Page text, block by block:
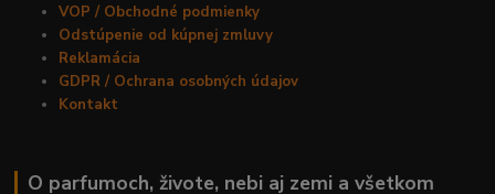
VOP / Obchodné podmienky
Odstúpenie od kúpnej zmluvy
Reklamácia
GDPR / Ochrana osobných údajov
Kontakt
O parfumoch, živote, nebi aj zemi a všetkom